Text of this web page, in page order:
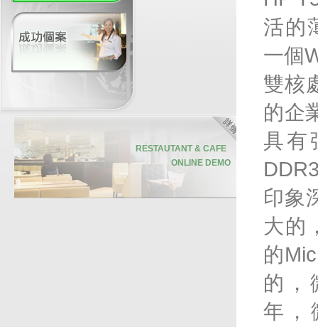
RESTAUTANT & CAFE
ONLINE DEMO
活的
一個
雙核
的企
具有
印象
大的
的
的，
年，